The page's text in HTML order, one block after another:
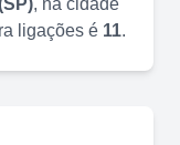
ligações é 11.